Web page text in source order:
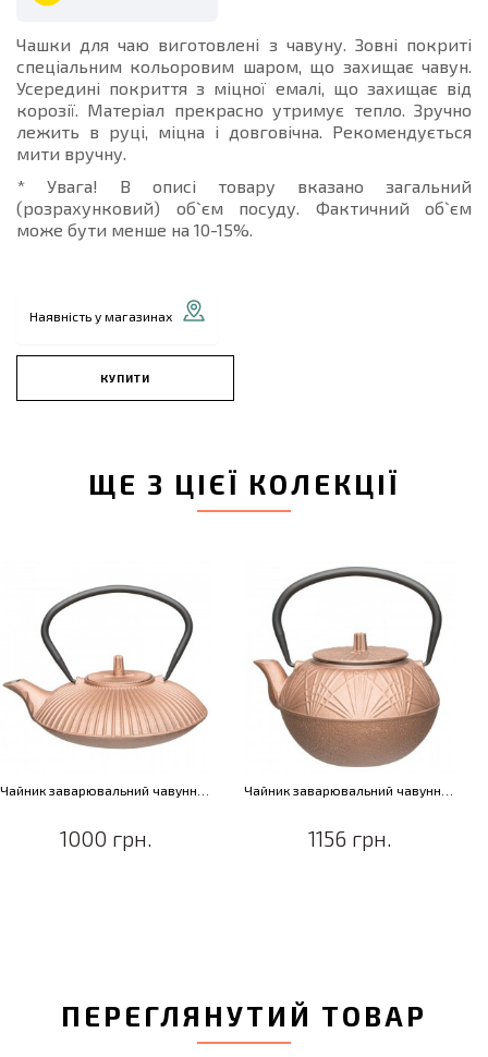
Чашки для чаю виготовлені з чавуну. Зовні покриті
спеціальним кольоровим шаром, що захищає чавун.
Усередині покриття з міцної емалі, що захищає від
корозії. Матеріал прекрасно утримує тепло. Зручно
лежить в руці, міцна і довговічна. Рекомендується
мити вручну.
* Увага! В описі товару вказано загальний
(розрахунковий) об`єм посуду. Фактичний об`єм
може бути менше на 10-15%.
Наявність у магазинах
КУПИТИ
ЩЕ З ЦІЄЇ КОЛЕКЦІЇ
1000 грн. 1156 грн.
ПЕРЕГЛЯНУТИЙ ТОВАР